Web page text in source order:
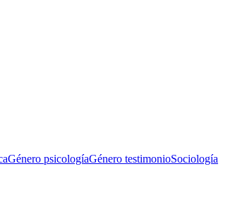
Género psicologíaGénero testimonioSociología